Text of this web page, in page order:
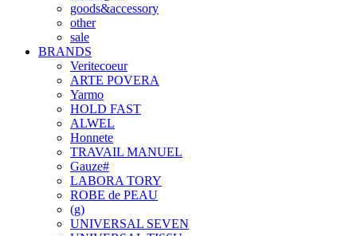
goods&accessory
other
sale
BRANDS
Veritecoeur
ARTE POVERA
Yarmo
HOLD FAST
ALWEL
Honnete
TRAVAIL MANUEL
Gauze#
LABORA TORY
ROBE de PEAU
(g)
UNIVERSAL SEVEN